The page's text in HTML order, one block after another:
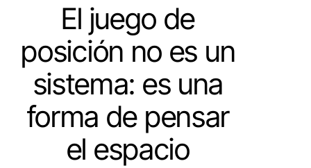
El juego de
posición no es un
sistema: es una
forma de pensar
el espacio